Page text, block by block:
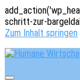
schritt-zur-
Zum Inhalt springen